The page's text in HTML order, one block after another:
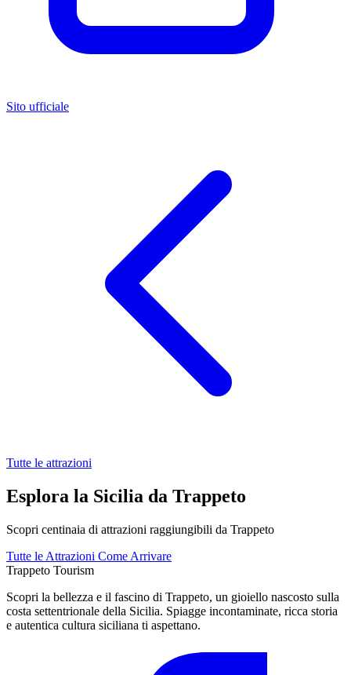
Sito ufficiale
Tutte le attrazioni
Esplora la Sicilia da Trappeto
Scopri centinaia di attrazioni raggiungibili da Trappeto
Tutte le Attrazioni Come Arrivare
Trappeto Tourism
Scopri la bellezza e il fascino di Trappeto, un gioiello nascosto sulla
costa settentrionale della Sicilia. Spiagge incontaminate, ricca storia
e autentica cultura siciliana ti aspettano.